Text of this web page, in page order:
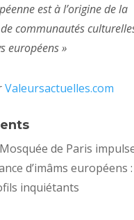
est à l’origine de la
communautés
européens »
Valeursactuelles.com
de Paris
d’imâms européens
inquiétants